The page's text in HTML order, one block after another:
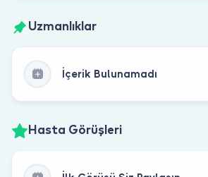
Uzmanlıklar
İçerik Bulunamadı
Hasta Görüşleri